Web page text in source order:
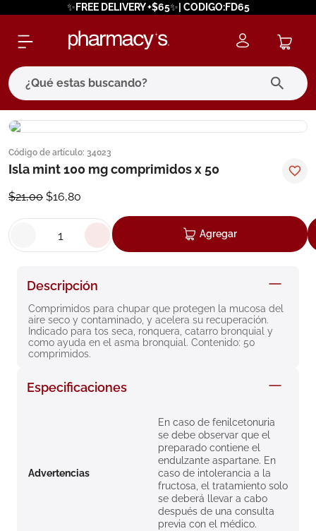
✨FREE DELIVERY +$65✨| CODIGO:FD65
¿Qué estas buscando?
Código de artículo: 34023
Isla mint 100 mg comprimidos x 50
$21,00 $16,80
Agregar
Descripción
Comprimidos para chupar que protegen la mucosa del
aire seco y contaminado, y acelera su recuperación.
Indicado para tos seca, ronquera, catarro bronquial y
como ayuda en el asma bronquial. Contenido: 50
comprimidos.
Especificaciones
Advertencias
En caso de fenilcetonuria
se debe observar que el
preparado contiene el
endulzante aspartane. En
caso de intolerancia a la
fructosa, el tratamiento solo
se deberá llevar a cabo
después de una consulta
previa con el médico.
términos más buscados
1. eucerin
bioderma
pilexil
5. cerave
6 degraler
7. megacistin
8. roche posay
9. isdin
neumoflux